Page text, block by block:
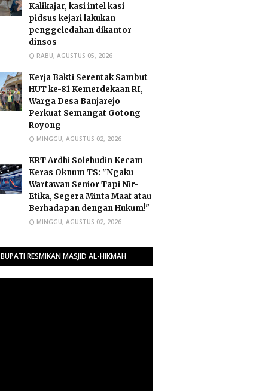
Kalikajar, kasi intel kasi
pidsus kejari lakukan
penggeledahan dikantor
dinsos
RABU, AGUSTUS 05, 2026
Kerja Bakti Serentak Sambut
HUT ke-81 Kemerdekaan RI,
Warga Desa Banjarejo
Perkuat Semangat Gotong
Royong
MINGGU, AGUSTUS 02, 2026
​KRT Ardhi Solehudin Kecam
Keras Oknum TS: "Ngaku
Wartawan Senior Tapi Nir-
Etika, Segera Minta Maaf atau
Berhadapan dengan Hukum!"
MINGGU, AGUSTUS 02, 2026
BUPATI RESMIKAN MASJID AL-HIKMAH